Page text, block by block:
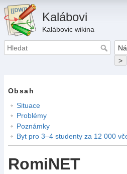
Kalábovi
Kalábovic wikina
>
Obsah
Situace
Problémy
Poznámky
Byt pro 3–4 studenty za 12 000
RomiNET